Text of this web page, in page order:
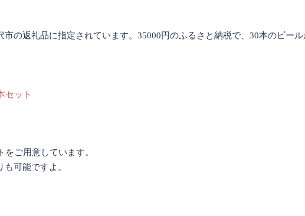
の返礼品に指定されています。35000円のふるさと納税で、30本のビール
セット
ご用意しています。
可能ですよ。